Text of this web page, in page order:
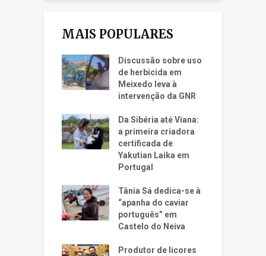
MAIS POPULARES
Discussão sobre uso
de herbicida em
Meixedo leva à
intervenção da GNR
Da Sibéria até Viana:
a primeira criadora
certificada de
Yakutian Laika em
Portugal
Tânia Sá dedica-se à
“apanha do caviar
português” em
Castelo do Neiva
Produtor de licores